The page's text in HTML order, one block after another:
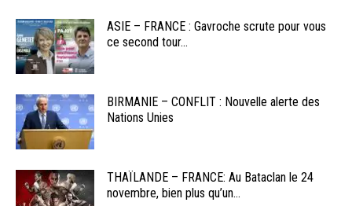
ASIE – FRANCE : Gavroche scrute pour vous
ce second tour...
BIRMANIE – CONFLIT : Nouvelle alerte des
Nations Unies
THAÏLANDE – FRANCE: Au Bataclan le 24
novembre, bien plus qu’un...